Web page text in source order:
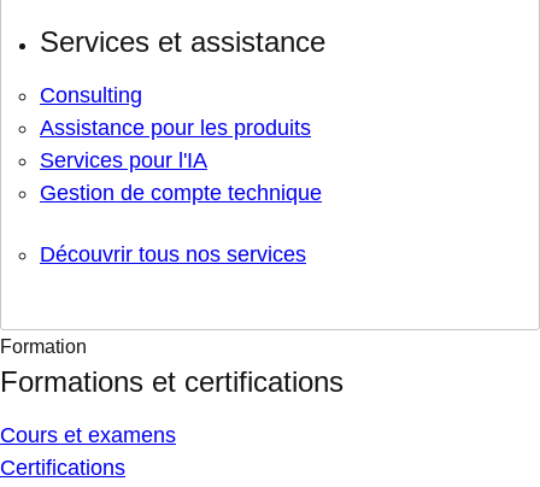
Services et assistance
Consulting
Assistance pour les produits
Services pour l'IA
Gestion de compte technique
Découvrir tous nos services
Formation
Formations et certifications
Cours et examens
Certifications